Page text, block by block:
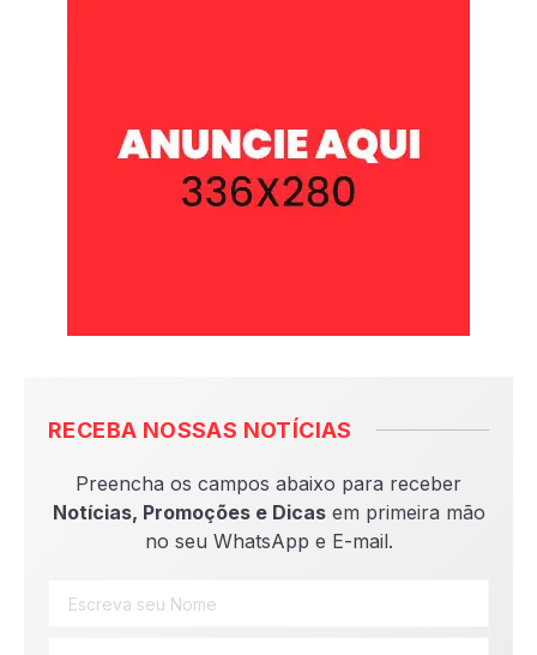
RECEBA NOSSAS NOTÍCIAS
Preencha os campos abaixo para receber
Notícias, Promoções e Dicasem primeira mão
no seu WhatsApp e E-mail.